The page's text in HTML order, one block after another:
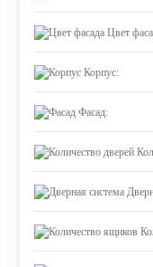
Цвет
Корпус:
Фасад: